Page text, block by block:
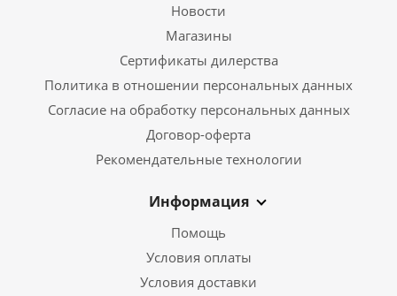
Новости
Магазины
Сертификаты дилерства
Политика в отношении персональных данных
Согласие на обработку персональных данных
Договор-оферта
Рекомендательные технологии
Информация
Помощь
Условия оплаты
Условия доставки